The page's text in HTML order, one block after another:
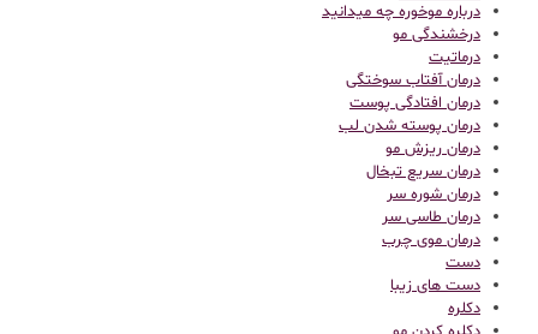
درباره موخوره چه میدانید
درخشندگی مو
درماتیت
درمان آفتاب سوختگی
درمان افتادگی پوست
درمان پوسته شدن لب
درمان ریزش مو
درمان سریع تبخال
درمان شوره سر
درمان طاسی سر
درمان موی چرب
دست
دست های زیبا
دکلره